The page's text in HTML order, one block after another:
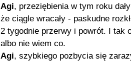
Agi, przeziębienia w tym roku
że ciągle wracały - paskudne
2 tygodnie przerwy i powrót. I tak
albo nie wiem co.
Agi, szybkiego pozbycia się